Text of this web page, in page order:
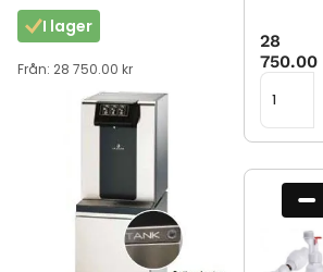
I lager
Från: 28 750.00 kr
28
750.00